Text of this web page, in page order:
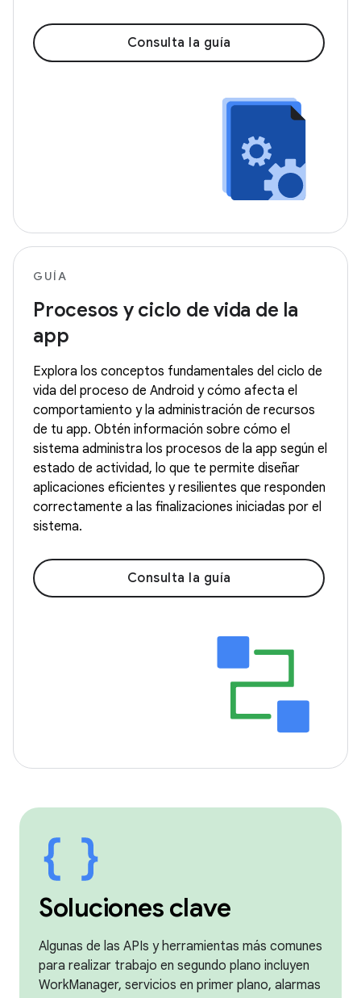
Consulta la guía
GUÍA
Procesos y ciclo de vida de la
app
Explora los conceptos fundamentales del ciclo de
vida del proceso de Android y cómo afecta el
comportamiento y la administración de recursos
de tu app. Obtén información sobre cómo el
sistema administra los procesos de la app según el
estado de actividad, lo que te permite diseñar
aplicaciones eficientes y resilientes que responden
correctamente a las finalizaciones iniciadas por el
sistema.
Consulta la guía
Soluciones clave
Algunas de las APIs y herramientas más comunes
para realizar trabajo en segundo plano incluyen
WorkManager, servicios en primer plano, alarmas